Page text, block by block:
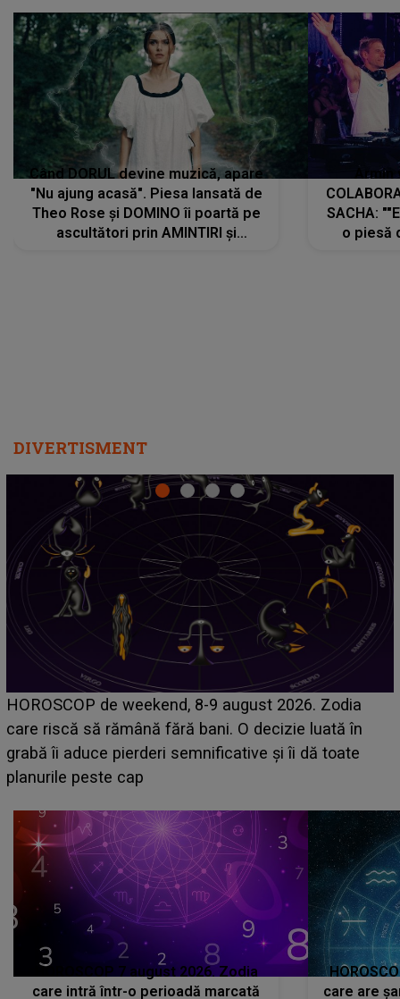
Când DORUL devine muzică, apare
"Nu ajung acasă". Piesa lansată de
Theo Rose și DOMINO îi poartă pe
ascultători prin AMINTIRI și
SACHA:
o piesă
DIVERTISMENT
Emanuel a ținut ACEST DETALIU ASCUNS până
acum! În fața Alexandrei, concurentul din Casa Iubirii
face o MĂRTURISIRE NEAȘTEPTATĂ despre mama
sa: "I-am spus și ei în față, eu nu te iubesc pentru
HOROSCOP 7 august 2026. Zodia
care intră într-o perioadă marcată
care are